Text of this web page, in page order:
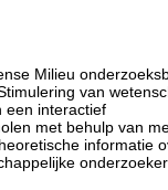
Milieu
van
een interactief
met behulp van
informatie